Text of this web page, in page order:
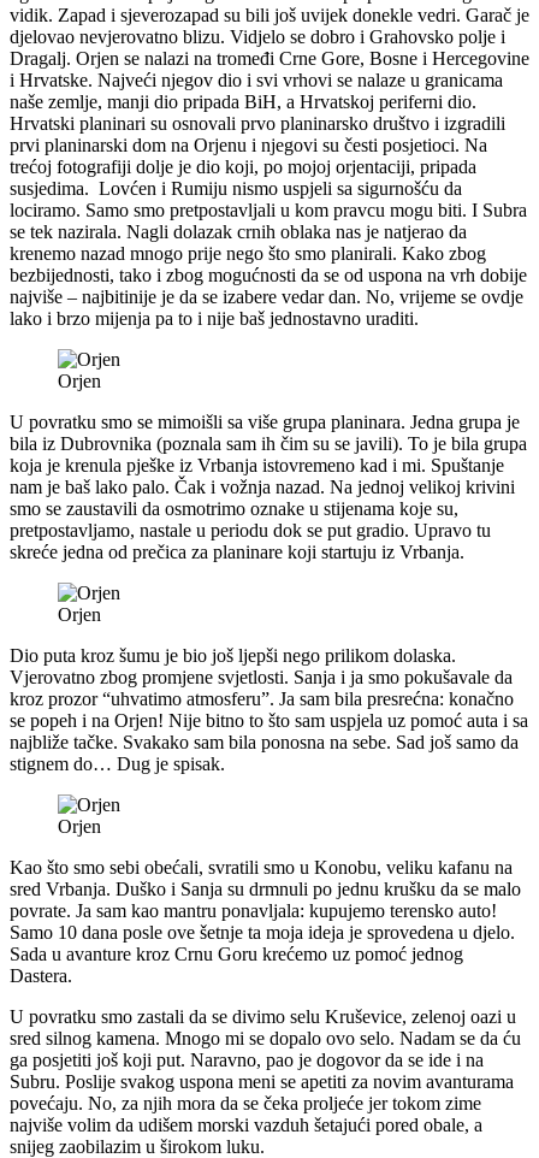
vidik. Zapad i sjeverozapad su bili još uvijek donekle vedri. Garač je
djelovao nevjerovatno blizu. Vidjelo se dobro i Grahovsko polje i
Dragalj. Orjen se nalazi na tromeđi Crne Gore, Bosne i Hercegovine
i Hrvatske. Najveći njegov dio i svi vrhovi se nalaze u granicama
naše zemlje, manji dio pripada BiH, a Hrvatskoj periferni dio.
Hrvatski planinari su osnovali prvo planinarsko društvo i izgradili
prvi planinarski dom na Orjenu i njegovi su česti posjetioci. Na
trećoj fotografiji dolje je dio koji, po mojoj orjentaciji, pripada
susjedima. Lovćen i Rumiju nismo uspjeli sa sigurnošću da
lociramo. Samo smo pretpostavljali u kom pravcu mogu biti. I Subra
se tek nazirala. Nagli dolazak crnih oblaka nas je natjerao da
krenemo nazad mnogo prije nego što smo planirali. Kako zbog
bezbijednosti, tako i zbog mogućnosti da se od uspona na vrh dobije
najviše – najbitinije je da se izabere vedar dan. No, vrijeme se ovdje
lako i brzo mijenja pa to i nije baš jednostavno uraditi.
Orjen
U povratku smo se mimoišli sa više grupa planinara. Jedna grupa je
bila iz Dubrovnika (poznala sam ih čim su se javili). To je bila grupa
koja je krenula pješke iz Vrbanja istovremeno kad i mi. Spuštanje
nam je baš lako palo. Čak i vožnja nazad. Na jednoj velikoj krivini
smo se zaustavili da osmotrimo oznake u stijenama koje su,
pretpostavljamo, nastale u periodu dok se put gradio. Upravo tu
skreće jedna od prečica za planinare koji startuju iz Vrbanja.
Orjen
Dio puta kroz šumu je bio još ljepši nego prilikom dolaska.
Vjerovatno zbog promjene svjetlosti. Sanja i ja smo pokušavale da
kroz prozor “uhvatimo atmosferu”. Ja sam bila presrećna: konačno
se popeh i na Orjen! Nije bitno to što sam uspjela uz pomoć auta i sa
najbliže tačke. Svakako sam bila ponosna na sebe. Sad još samo da
stignem do… Dug je spisak.
Orjen
Kao što smo sebi obećali, svratili smo u Konobu, veliku kafanu na
sred Vrbanja. Duško i Sanja su drmnuli po jednu krušku da se malo
povrate. Ja sam kao mantru ponavljala: kupujemo terensko auto!
Samo 10 dana posle ove šetnje ta moja ideja je sprovedena u djelo.
Sada u avanture kroz Crnu Goru krećemo uz pomoć jednog
Dastera.
U povratku smo zastali da se divimo selu Kruševice, zelenoj oazi u
sred silnog kamena. Mnogo mi se dopalo ovo selo. Nadam se da ću
ga posjetiti još koji put. Naravno, pao je dogovor da se ide i na
Subru. Poslije svakog uspona meni se apetiti za novim avanturama
povećaju. No, za njih mora da se čeka proljeće jer tokom zime
najviše volim da udišem morski vazduh šetajući pored obale, a
snijeg zaobilazim u širokom luku.